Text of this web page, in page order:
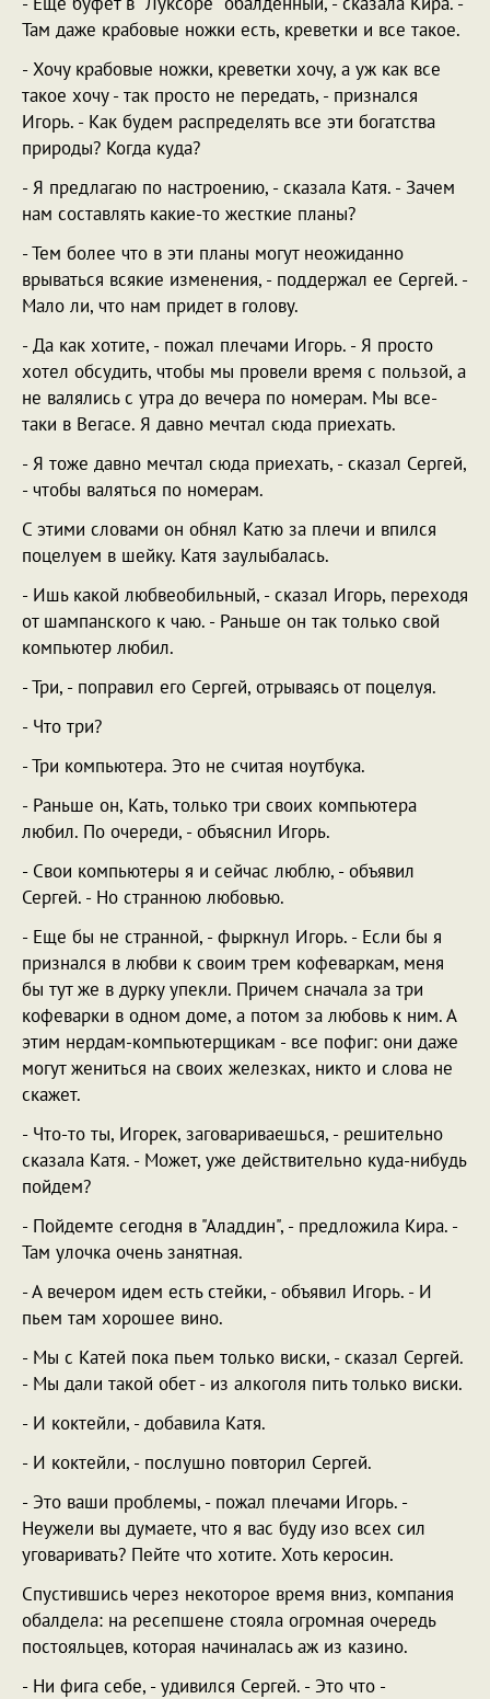
Там даже крабовые ножки есть, креветки и все такое.
- Хочу крабовые ножки, креветки хочу, а уж как все
такое хочу - так просто не передать, - признался
Игорь. - Как будем распределять все эти богатства
природы? Когда куда?
- Я предлагаю по настроению, - сказала Катя. - Зачем
нам составлять какие-то жесткие планы?
- Тем более что в эти планы могут неожиданно
врываться всякие изменения, - поддержал ее Сергей. -
Мало ли, что нам придет в голову.
- Да как хотите, - пожал плечами Игорь. - Я просто
хотел обсудить, чтобы мы провели время с пользой, а
не валялись с утра до вечера по номерам. Мы все-
таки в Вегасе. Я давно мечтал сюда приехать.
- Я тоже давно мечтал сюда приехать, - сказал Сергей,
- чтобы валяться по номерам.
С этими словами он обнял Катю за плечи и впился
поцелуем в шейку. Катя заулыбалась.
- Ишь какой любвеобильный, - сказал Игорь, переходя
от шампанского к чаю. - Раньше он так только свой
компьютер любил.
- Три, - поправил его Сергей, отрываясь от поцелуя.
- Что три?
- Три компьютера. Это не считая ноутбука.
- Раньше он, Кать, только три своих компьютера
любил. По очереди, - объяснил Игорь.
- Свои компьютеры я и сейчас люблю, - объявил
Сергей. - Но странною любовью.
- Еще бы не странной, - фыркнул Игорь. - Если бы я
признался в любви к своим трем кофеваркам, меня
бы тут же в дурку упекли. Причем сначала за три
кофеварки в одном доме, а потом за любовь к ним. А
этим нердам-компьютерщикам - все пофиг: они даже
могут жениться на своих железках, никто и слова не
скажет.
- Что-то ты, Игорек, заговариваешься, - решительно
сказала Катя. - Может, уже действительно куда-нибудь
пойдем?
- Пойдемте сегодня в "Аладдин", - предложила Кира. -
Там улочка очень занятная.
- А вечером идем есть стейки, - объявил Игорь. - И
пьем там хорошее вино.
- Мы с Катей пока пьем только виски, - сказал Сергей.
- Мы дали такой обет - из алкоголя пить только виски.
- И коктейли, - добавила Катя.
- И коктейли, - послушно повторил Сергей.
- Это ваши проблемы, - пожал плечами Игорь. -
Неужели вы думаете, что я вас буду изо всех сил
уговаривать? Пейте что хотите. Хоть керосин.
Спустившись через некоторое время вниз, компания
обалдела: на ресепшене стояла огромная очередь
постояльцев, которая начиналась аж из казино.
- Ни фига себе, - удивился Сергей. - Это что -